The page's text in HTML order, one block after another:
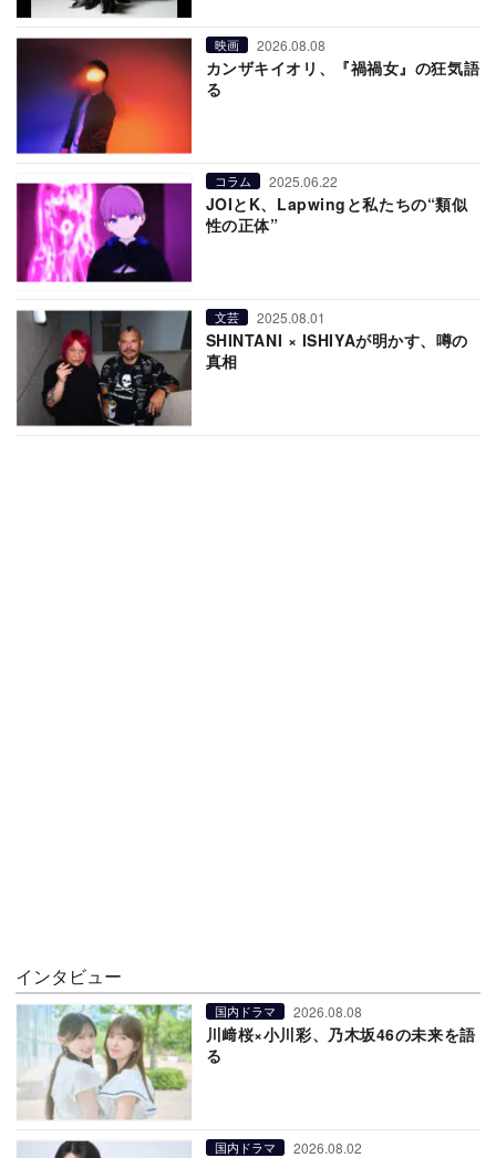
映画 2026.08.08
カンザキイオリ、『禍禍女』の狂気語
る
コラム 2025.06.22
JOIとK、Lapwingと私たちの“類似
性の正体”
文芸 2025.08.01
SHINTANI × ISHIYAが明かす、噂の
真相
インタビュー
国内ドラマ 2026.08.08
川﨑桜×小川彩、乃木坂46の未来を語
る
国内ドラマ 2026.08.02